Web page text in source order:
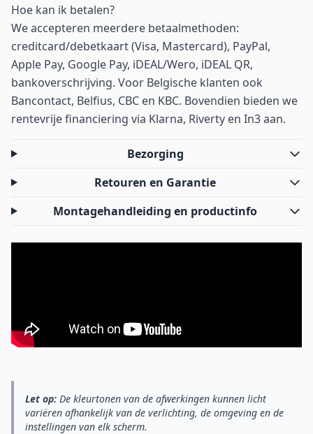
Hoe kan ik betalen?
We accepteren meerdere betaalmethoden:
creditcard/debetkaart (Visa, Mastercard), PayPal,
Apple Pay, Google Pay, iDEAL/Wero, iDEAL QR,
bankoverschrijving. Voor Belgische klanten ook
Bancontact, Belfius, CBC en KBC. Bovendien bieden we
rentevrije financiering via Klarna, Riverty en In3 aan.
Bezorging
Retouren en Garantie
Montagehandleiding en productinfo
Let op: De kleurtonen van de afwerkingen kunnen licht
variëren afhankelijk van de verlichting, de omgeving en de
instellingen van elk scherm.